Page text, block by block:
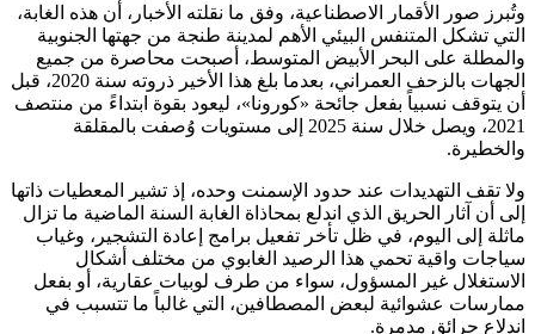
وتُبرز صور الأقمار الاصطناعية، وفق ما نقلته الأخبار، أن هذه الغابة،
التي تشكل المتنفس البيئي الأهم لمدينة طنجة من جهتها الجنوبية
والمطلة على البحر الأبيض المتوسط، أصبحت محاصرة من جميع
الجهات بالزحف العمراني، بعدما بلغ هذا الأخير ذروته سنة 2020، قبل
أن يتوقف نسبياً بفعل جائحة «كورونا»، ليعود بقوة ابتداءً من منتصف
2021، ويصل خلال سنة 2025 إلى مستويات وُصفت بالمقلقة
والخطيرة.
ولا تقف التهديدات عند حدود الإسمنت وحده، إذ تشير المعطيات ذاتها
إلى أن آثار الحريق الذي اندلع بمحاذاة الغابة السنة الماضية ما تزال
ماثلة إلى اليوم، في ظل تأخر تفعيل برامج إعادة التشجير، وغياب
سياجات واقية تحمي هذا الرصيد الغابوي من مختلف أشكال
الاستغلال غير المسؤول، سواء من طرف لوبيات عقارية، أو بفعل
ممارسات عشوائية لبعض المصطافين، التي غالباً ما تتسبب في
اندلاع حرائق مدمرة.